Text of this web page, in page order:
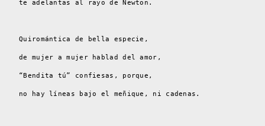
te adelantas al rayo de Newton.
Quiromántica de bella especie,
de mujer a mujer hablad del amor,
“Bendita tú” confiesas, porque,
no hay líneas bajo el meñique, ni cadenas.